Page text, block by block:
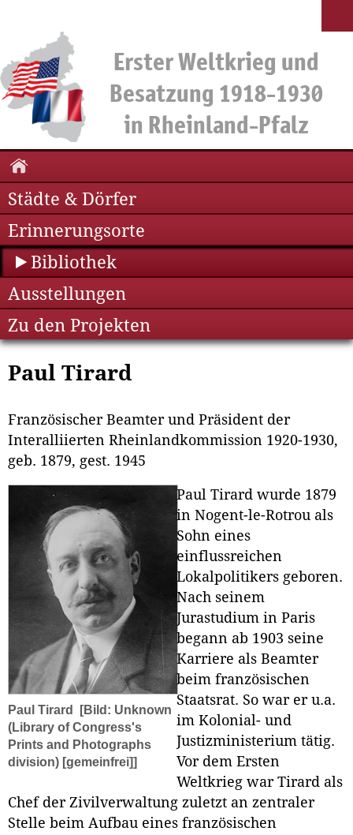
Städte & Dörfer
Erinnerungsorte
Bibliothek
Ausstellungen
Zu den Projekten
Paul Tirard
Französischer Beamter und Präsident der
Interalliierten Rheinlandkommission 1920-1930,
geb. 1879, gest. 1945
Paul Tirard
[Bild: Unknown
(Library of Congress's
Prints and Photographs
division) [gemeinfrei]]
Paul Tirard wurde 1879
in Nogent-le-Rotrou als
Sohn eines
einflussreichen
Lokalpolitikers geboren.
Nach seinem
Jurastudium in Paris
begann ab 1903 seine
Karriere als Beamter
beim französischen
Staatsrat. So war er u.a.
im Kolonial- und
Justizministerium tätig.
Vor dem Ersten
Weltkrieg war Tirard als
Chef der Zivilverwaltung zuletzt an zentraler
Stelle beim Aufbau eines französischen